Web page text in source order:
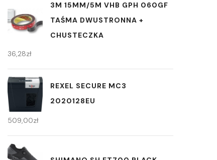
3M 15MM/5M VHB GPH 060GF
TAŚMA DWUSTRONNA +
CHUSTECZKA
36,28zł
REXEL SECURE MC3
2020128EU
509,00zł